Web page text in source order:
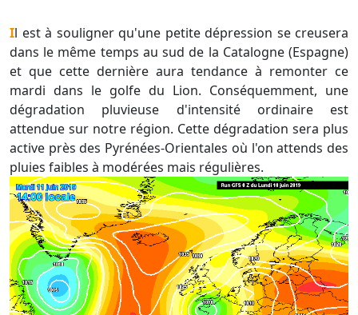
Il est à souligner qu'une petite dépression se creusera
dans le même temps au sud de la Catalogne (Espagne)
et que cette dernière aura tendance à remonter ce
mardi dans le golfe du Lion. Conséquemment, une
dégradation pluvieuse d'intensité ordinaire est
attendue sur notre région. Cette dégradation sera plus
active près des Pyrénées-Orientales où l'on attends des
pluies faibles à modérées mais régulières.